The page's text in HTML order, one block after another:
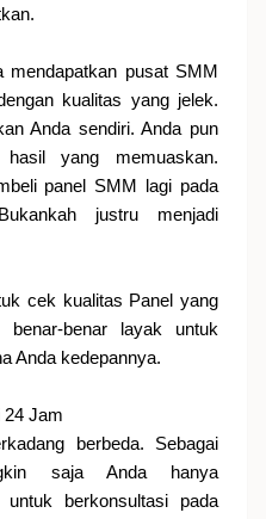
mendapatkan pusat SMM
kualitas yang jelek.
Anda sendiri. Anda pun
yang memuaskan.
panel SMM lagi pada
justru menjadi
cek kualitas Panel yang
benar-benar layak untuk
Anda kedepannya.
24 Jam
berbeda. Sebagai
saja Anda hanya
berkonsultasi pada